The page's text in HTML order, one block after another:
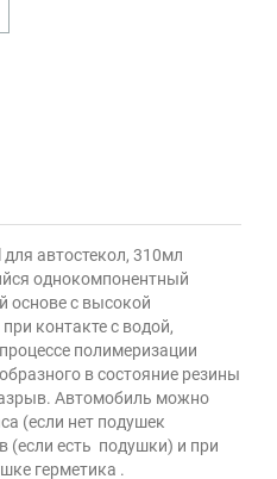
автостекол, 310мл
однокомпонентный
основе с высокой
контакте с водой,
полимеризации
в состояние резины
Автомобиль можно
(если нет подушек
(если есть подушки) и при
герметика .